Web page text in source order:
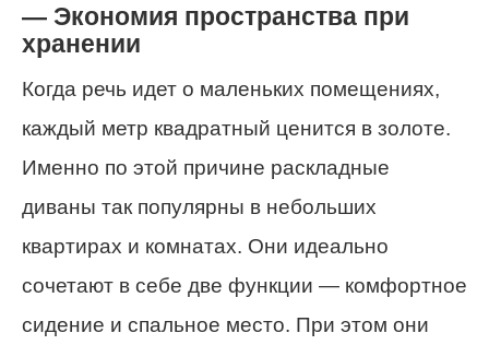
— Экономия пространства при
хранении
Когда речь идет о маленьких помещениях,
каждый метр квадратный ценится в золоте.
Именно по этой причине раскладные
диваны так популярны в небольших
квартирах и комнатах. Они идеально
сочетают в себе две функции — комфортное
сидение и спальное место. При этом они